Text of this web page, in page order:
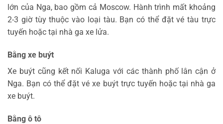
lớn của Nga, bao gồm cả Moscow. Hành trình mất khoảng
2-3 giờ tùy thuộc vào loại tàu. Bạn có thể đặt vé tàu trực
tuyến hoặc tại nhà ga xe lửa.
Bằng xe buýt
Xe buýt cũng kết nối Kaluga với các thành phố lân cận ở
Nga. Bạn có thể đặt vé xe buýt trực tuyến hoặc tại nhà ga
xe buýt.
Bằng ô tô